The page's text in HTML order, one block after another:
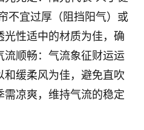
不宜过厚（阻挡阳气）或
性适中的材质为佳，确
顺畅：气流象征财运运
缓柔风为佳，避免直吹
凉爽，维持气流的稳定
看看，人有时不服命不行
餐饮的，生意不算大，但
找慧来老师跟进的，选
日子，哪哪都看了，虽然
家生意还可以，前几天又
，希望财运更好一点！